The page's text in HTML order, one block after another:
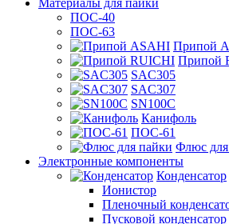
Материалы для пайки
ПОС-40
ПОС-63
Припой
Припой
SAC305
SAC307
SN100C
Канифоль
ПОС-61
Флюс
Электронные компоненты
Конденсатор
Ионистор
Пленочный
Пусковой конденсатор